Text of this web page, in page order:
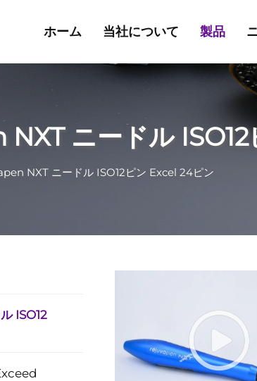
ホーム 当社について 製品
ニードル
NXT ニードル ISO12ピン Excel 24ピン
ISO12